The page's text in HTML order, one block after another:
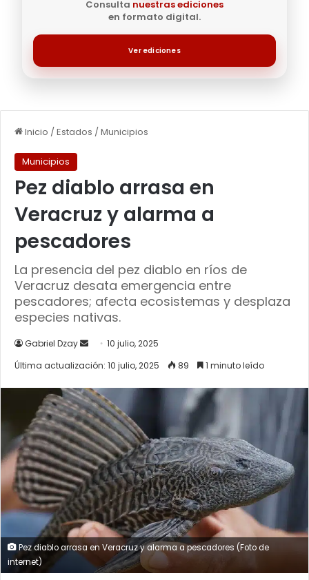
Consulta nuestras ediciones
en formato digital.
Ver ediciones
Inicio /Estados /Municipios
Municipios
Pez diablo arrasa en
Veracruz y alarma a
pescadores
La presencia del pez diablo en ríos de
Veracruz desata emergencia entre
pescadores; afecta ecosistemas y desplaza
especies nativas.
Gabriel Dzay
Send
an
10 julio, 2025
Última actualización: 10 julio, 2025
89 1 minuto leído
Pez diablo arrasa en Veracruz y alarma a pescadores (Foto de
internet)